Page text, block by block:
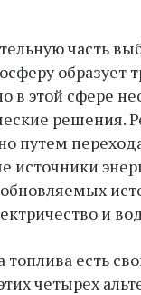
часть
образует
в этой сфере
решения.
путем
источники
и
топлива есть
четырех